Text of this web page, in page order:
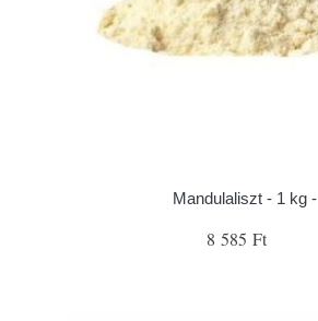
Mandulaliszt - 1 kg -
8 585 Ft